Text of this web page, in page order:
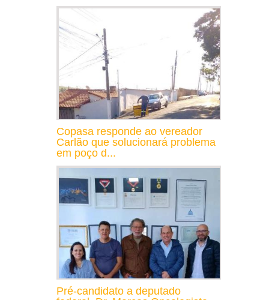
Copasa responde ao vereador
Carlão que solucionará problema
em poço d...
Pré-candidato a deputado